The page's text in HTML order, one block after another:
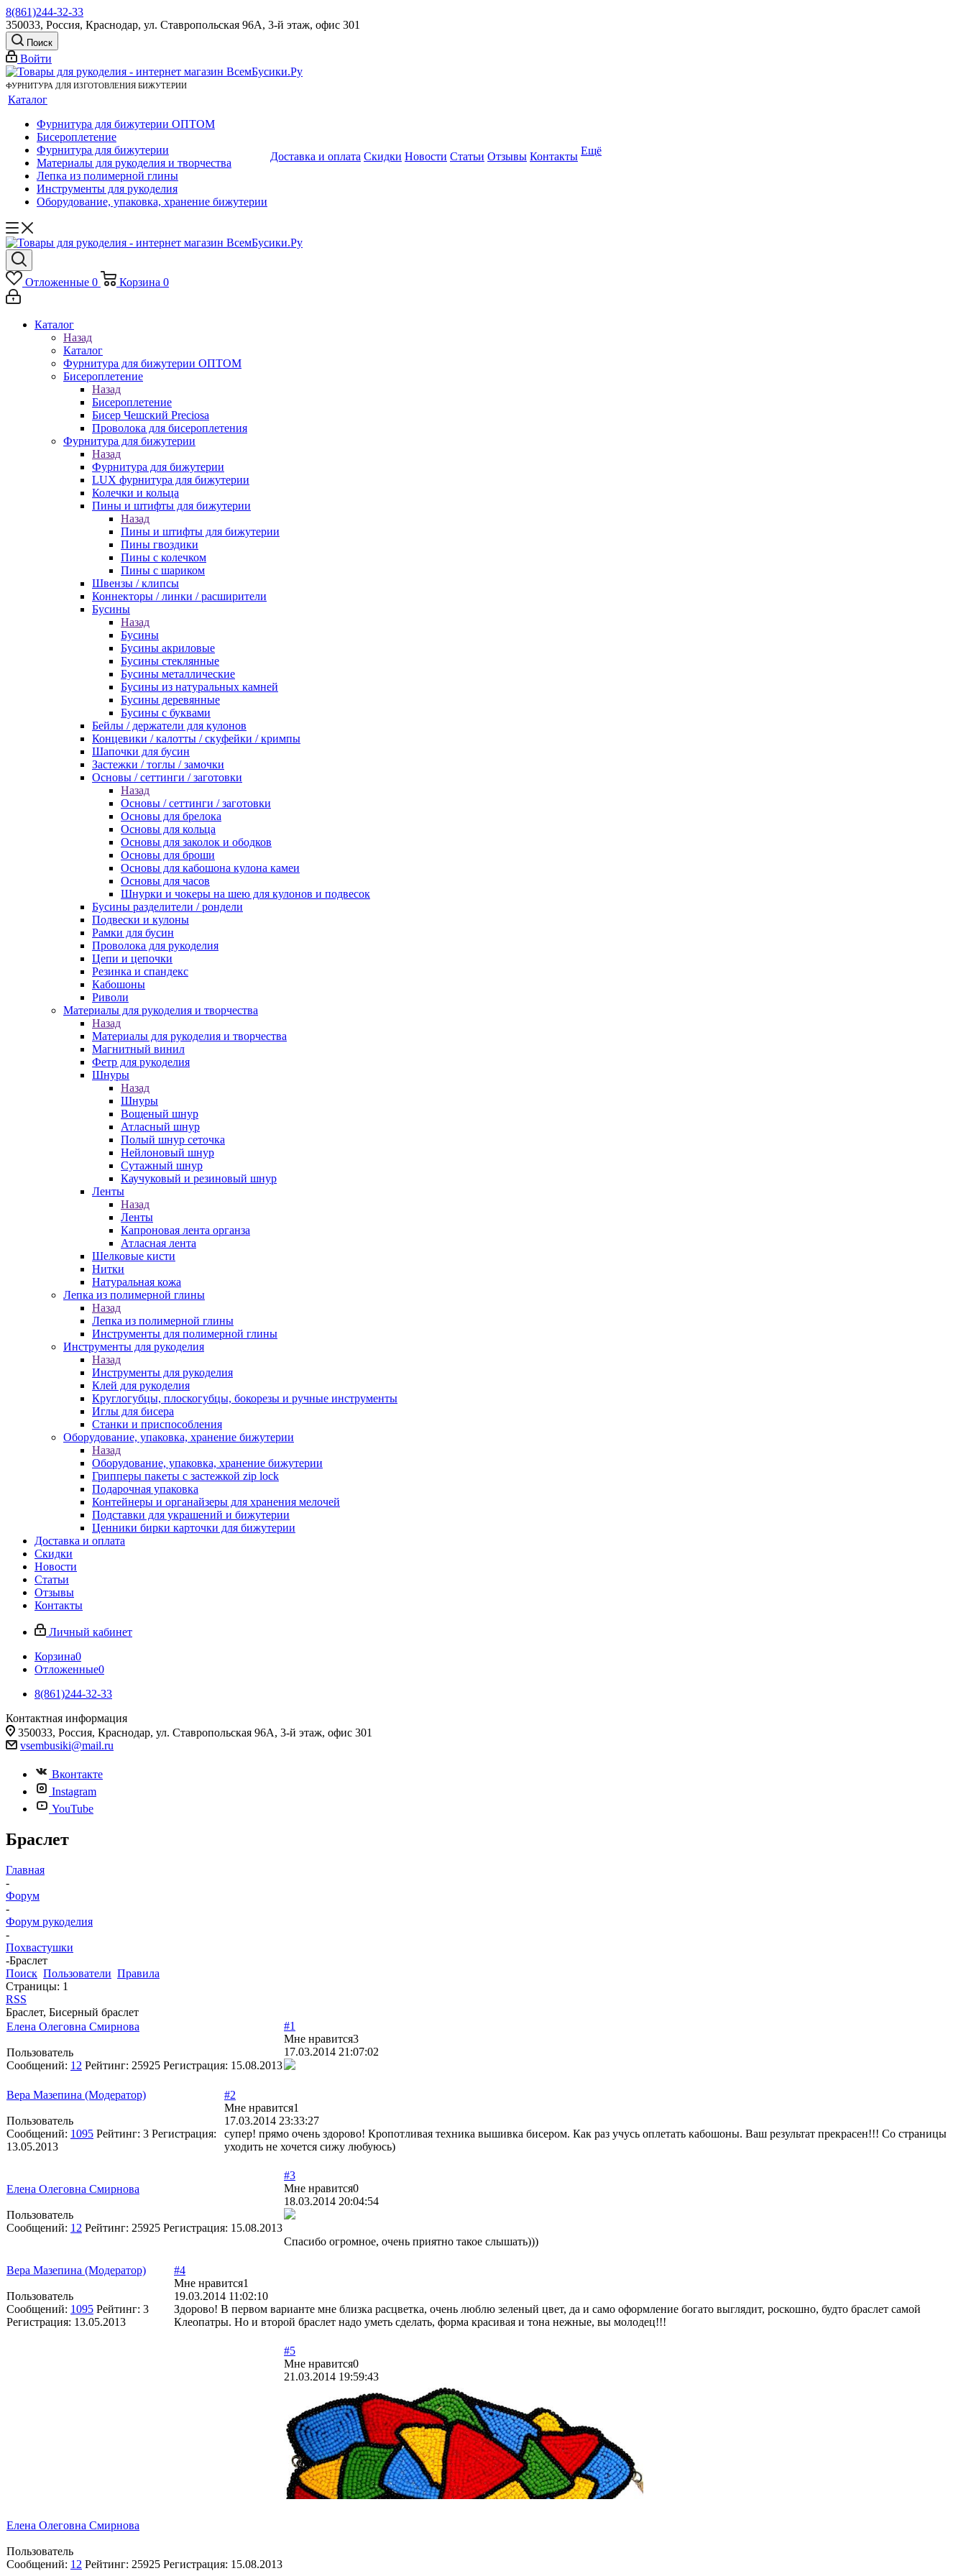
8(861)244-32-33
350033, Россия, Краснодар, ул. Ставропольская 96А, 3-й этаж, офис 301
Поиск
Войти
ФУРНИТУРА ДЛЯ ИЗГОТОВЛЕНИЯ БИЖУТЕРИИ
Каталог
Фурнитура для бижутерии ОПТОМ
Бисероплетение
Фурнитура для бижутерии
Материалы для рукоделия и творчества
Лепка из полимерной глины
Инструменты для рукоделия
Оборудование, упаковка, хранение бижутерии
Доставка и оплата Скидки Новости Статьи Отзывы Контакты Ещё
Отложенные 0 Корзина 0
Каталог
Назад
Каталог
Фурнитура для бижутерии ОПТОМ
Бисероплетение
Назад
Бисероплетение
Бисер Чешский Preciosa
Проволока для бисероплетения
Фурнитура для бижутерии
Назад
Фурнитура для бижутерии
LUX фурнитура для бижутерии
Колечки и кольца
Пины и штифты для бижутерии
Назад
Пины и штифты для бижутерии
Пины гвоздики
Пины с колечком
Пины с шариком
Швензы / клипсы
Коннекторы / линки / расширители
Бусины
Назад
Бусины
Бусины акриловые
Бусины стеклянные
Бусины металлические
Бусины из натуральных камней
Бусины деревянные
Бусины с буквами
Бейлы / держатели для кулонов
Концевики / калотты / скуфейки / кримпы
Шапочки для бусин
Застежки / тоглы / замочки
Основы / сеттинги / заготовки
Назад
Основы / сеттинги / заготовки
Основы для брелока
Основы для кольца
Основы для заколок и ободков
Основы для броши
Основы для кабошона кулона камеи
Основы для часов
Шнурки и чокеры на шею для кулонов и подвесок
Бусины разделители / рондели
Подвески и кулоны
Рамки для бусин
Проволока для рукоделия
Цепи и цепочки
Резинка и спандекс
Кабошоны
Риволи
Материалы для рукоделия и творчества
Назад
Материалы для рукоделия и творчества
Магнитный винил
Фетр для рукоделия
Шнуры
Назад
Шнуры
Вощеный шнур
Атласный шнур
Полый шнур сеточка
Нейлоновый шнур
Сутажный шнур
Каучуковый и резиновый шнур
Ленты
Назад
Ленты
Капроновая лента органза
Атласная лента
Шелковые кисти
Нитки
Натуральная кожа
Лепка из полимерной глины
Назад
Лепка из полимерной глины
Инструменты для полимерной глины
Инструменты для рукоделия
Назад
Инструменты для рукоделия
Клей для рукоделия
Круглогубцы, плоскогубцы, бокорезы и ручные инструменты
Иглы для бисера
Станки и приспособления
Оборудование, упаковка, хранение бижутерии
Назад
Оборудование, упаковка, хранение бижутерии
Грипперы пакеты с застежкой zip lock
Подарочная упаковка
Контейнеры и органайзеры для хранения мелочей
Подставки для украшений и бижутерии
Ценники бирки карточки для бижутерии
Доставка и оплата
Скидки
Новости
Статьи
Отзывы
Контакты
Личный кабинет
Корзина0
Отложенные0
8(861)244-32-33
Контактная информация
350033, Россия, Краснодар, ул. Ставропольская 96А, 3-й этаж, офис 301
vsembusiki@mail.ru
Вконтакте
Instagram
YouTube
Браслет
Главная
-
Форум
-
Форум рукоделия
-
Похвастушки
-Браслет
Поиск Пользователи Правила
Страницы: 1
RSS
Браслет, Бисерный браслет
Елена Олеговна Смирнова
Пользователь
Сообщений: 12 Рейтинг: 25925 Регистрация: 15.08.2013
#1
Мне нравится3
17.03.2014 21:07:02
Вера Мазепина (Модератор)
Пользователь
Сообщений: 1095 Рейтинг: 3 Регистрация:
13.05.2013
#2
Мне нравится1
17.03.2014 23:33:27
супер! прямо очень здорово! Кропотливая техника вышивка бисером. Как раз учусь оплетать кабошоны. Ваш результат прекрасен!!! Со страницы
уходить не хочется сижу любуюсь)
Елена Олеговна Смирнова
Пользователь
Сообщений: 12 Рейтинг: 25925 Регистрация: 15.08.2013
#3
Мне нравится0
18.03.2014 20:04:54
Спасибо огромное, очень приятно такое слышать)))
Вера Мазепина (Модератор)
Пользователь
Сообщений: 1095 Рейтинг: 3
Регистрация: 13.05.2013
#4
Мне нравится1
19.03.2014 11:02:10
Здорово! В первом варианте мне близка расцветка, очень люблю зеленый цвет, да и само оформление богато выглядит, роскошно, будто браслет самой
Клеопатры. Но и второй браслет надо уметь сделать, форма красивая и тона нежные, вы молодец!!!
Елена Олеговна Смирнова
Пользователь
Сообщений: 12 Рейтинг: 25925 Регистрация: 15.08.2013
#5
Мне нравится0
21.03.2014 19:59:43